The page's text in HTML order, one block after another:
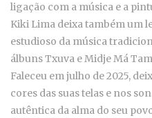
ligação com a música e a
Kiki Lima deixa também um
estudioso da música
álbuns Txuva e Midje Má
Faleceu em julho de 2025,
cores das suas telas e nos
autêntica da alma do seu